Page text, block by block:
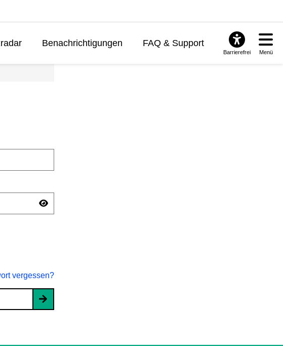
Benachrichtigungen FAQ & Support
Barrierefrei Menü
vergessen?